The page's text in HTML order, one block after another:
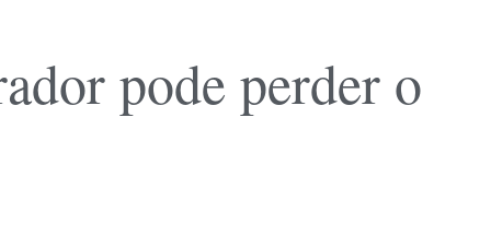
pode perder o